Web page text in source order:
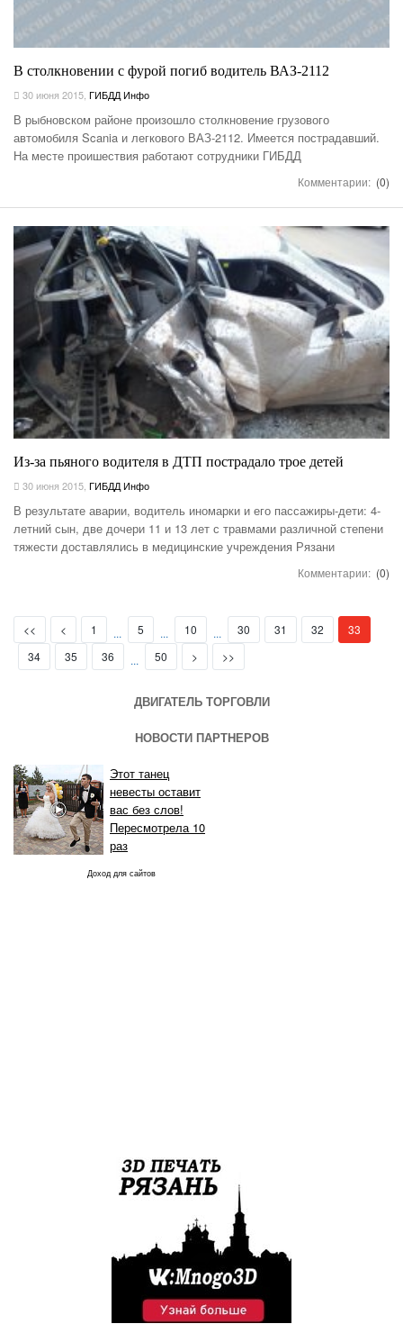
В столкновении с фурой погиб водитель ВАЗ-2112
30 июня 2015 ГИБДД Инфо
В рыбновском районе произошло столкновение грузового
автомобиля Scania и легкового ВАЗ-2112. Имеется пострадавший.
На месте проишествия работают сотрудники ГИБДД
Комментарии: (0)
Из-за пьяного водителя в ДТП пострадало трое детей
30 июня 2015 ГИБДД Инфо
В результате аварии, водитель иномарки и его пассажиры-дети: 4-
летний сын, две дочери 11 и 13 лет с травмами различной степени
тяжести доставлялись в медицинские учреждения Рязани
Комментарии: (0)
<< < 1 ... 5 ... 10 ... 30 31 32 33
34
35 36 ... 50 > >>
ДВИГАТЕЛЬ ТОРГОВЛИ
НОВОСТИ ПАРТНЕРОВ
Этот танец
невесты оставит
вас без слов!
Пересмотрела 10
раз
Доход для сайтов